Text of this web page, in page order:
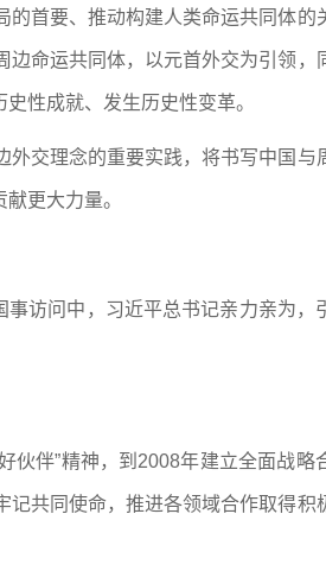
首要、推动构建人类命运共同体的
命运共同体，以元首外交为引领，
性成就、发生历史性变革。
交理念的重要实践，将书写中国与
更大力量。
访问中，习近平总书记亲力亲为，
伙伴”精神，到2008年建立全面战略
共同使命，推进各领域合作取得积